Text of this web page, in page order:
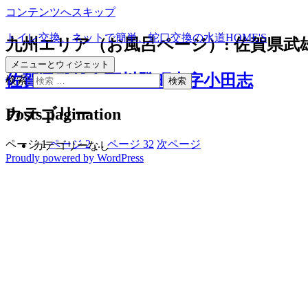
コンテンツへスキップ
トイレ交換、ネットで簡単、蛇口交換の水道HOME'S
メニューとウィジェット
検索:
カテゴリー
カテゴリーなし
九州エリア（お風呂ページ）:佐賀県武
佐賀県武雄市西川登町大字小田志
Posts pagination
ページ1 ページ2 … ページ 32 次ページ
Proudly powered by WordPress